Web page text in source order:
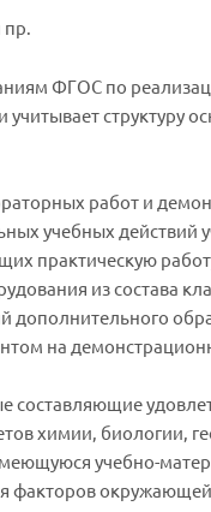
пр.
ФГОС по
учитывает
работ и
учебных действий
практическую
из состава
на
составляющие
химии, биологии,
учебно-
факторов